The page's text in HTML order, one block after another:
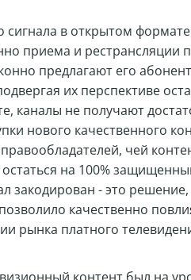
в открытом формате
приема и рестрансляции
предлагают его
их перспективе
каналы не получают
нового качественного
чей
на 100%
закодирован - это
качественно
рынка платного